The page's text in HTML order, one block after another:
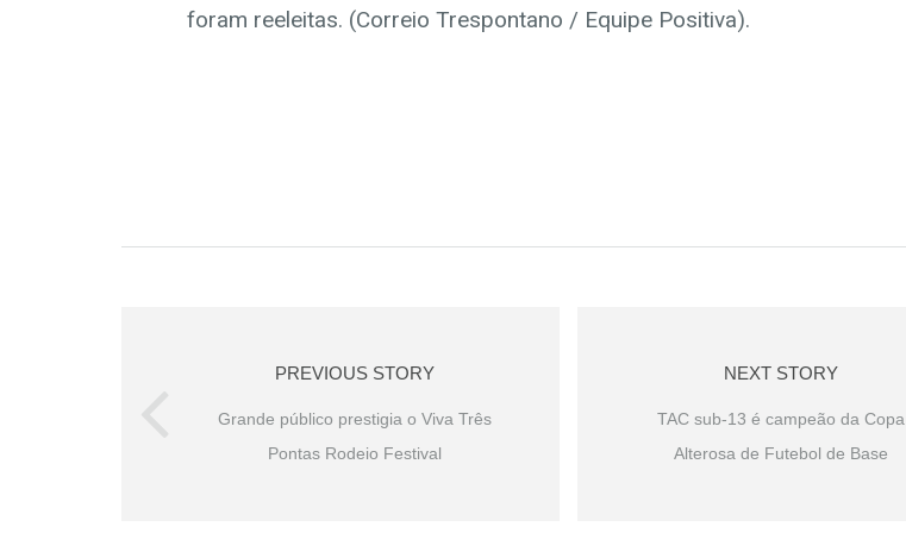
foram reeleitas. (Correio Trespontano / Equipe Positiva).
PREVIOUS STORY
Grande público prestigia o Viva Três
Pontas Rodeio Festival
NEXT STORY
TAC sub-13 é campeão da Copa
Alterosa de Futebol de Base